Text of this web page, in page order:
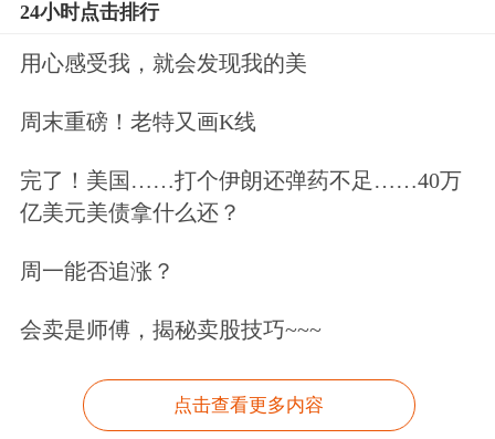
机构如何看待后续市场表现？
银河指出，国内降准降息利好已落地，
财政政策持续发力，政策效果将逐渐显
现，有望提振港股盈利表现。当前港股
估值处于历史中等水平，展望未来，短
期内中国银河建议关注：受益于中美关
策的投资与消费板块；受益于上市公司
24小时点击排行
用心感受我，就会发现我的美
周末重磅！老特又画K线
完了！美国……打个伊朗还弹药不足……40万
亿美元美债拿什么还？
周一能否追涨？
会卖是师傅，揭秘卖股技巧~~~
点击查看更多内容